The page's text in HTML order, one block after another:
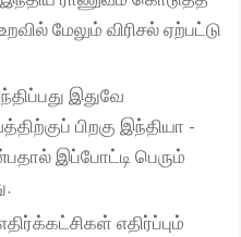
மேலும் விரிசல் ஏற்பட்டு
இதுவே
பிறகு இந்தியா -
இப்போட்டி பெரும்
எதிர்ப்பும்